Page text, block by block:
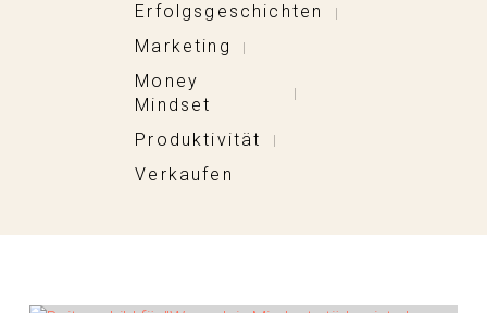
Erfolgsgeschichten |
Marketing |
Money
Mindset
|
Produktivität |
Verkaufen